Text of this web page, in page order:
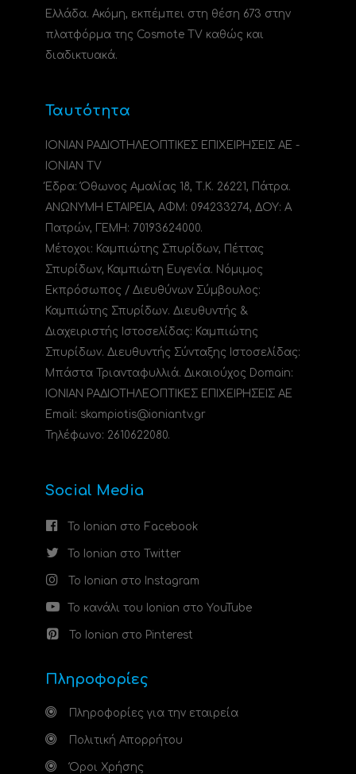
Ελλάδα. Ακόμη, εκπέμπει στη θέση 673 στην
πλατφόρμα της Cosmote TV καθώς και
διαδικτυακά.
Ταυτότητα
ΙΟΝΙΑΝ ΡΑΔΙΟΤΗΛΕΟΠΤΙΚΕΣ ΕΠΙΧΕΙΡΗΣΕΙΣ ΑΕ -
IONIAN TV
Έδρα: Όθωνος Αμαλίας 18, Τ.Κ. 26221, Πάτρα.
ΑΝΩΝΥΜΗ ΕΤΑΙΡΕΙΑ, ΑΦΜ: 094233274, ΔΟΥ: A
Πατρών, ΓΕΜΗ: 70193624000.
Μέτοχοι: Καμπιώτης Σπυρίδων, Πέττας
Σπυρίδων, Καμπιώτη Ευγενία. Νόμιμος
Εκπρόσωπος / Διευθύνων Σύμβουλος:
Καμπιώτης Σπυρίδων. Διευθυντής &
Διαχειριστής Ιστοσελίδας: Καμπιώτης
Σπυρίδων. Διευθυντής Σύνταξης Ιστοσελίδας:
Μπάστα Τριανταφυλλιά. Δικαιούχος Domain:
ΙΟΝΙΑΝ ΡΑΔΙΟΤΗΛΕΟΠΤΙΚΕΣ ΕΠΙΧΕΙΡΗΣΕΙΣ ΑΕ
Email: skampiotis@ioniantv.gr
Τηλέφωνο: 2610622080.
Social Media
Το Ionian στο Facebook
Το Ionian στο Twitter
Το Ionian στο Instagram
Το κανάλι του Ionian στο YouTube
Το Ionian στο Pinterest
Πληροφορίες
Πληροφορίες για την εταιρεία
Πολιτική Απορρήτου
Όροι Χρήσης